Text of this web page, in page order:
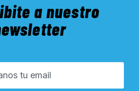
a nuestro